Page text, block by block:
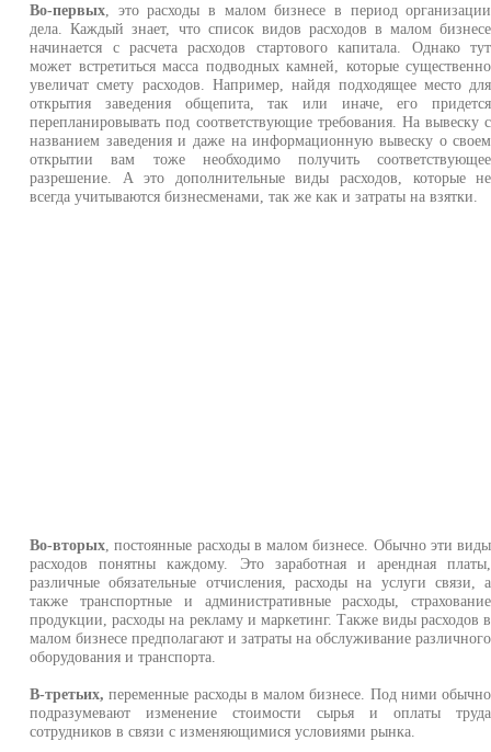
Во-первых , это расходы в малом бизнесе в период организации
дела. Каждый знает, что список видов расходов в малом бизнесе
начинается с расчета расходов стартового капитала. Однако тут
может встретиться масса подводных камней, которые существенно
увеличат смету расходов. Например, найдя подходящее место для
открытия заведения общепита, так или иначе, его придется
перепланировывать под соответствующие требования. На вывеску с
названием заведения и даже на информационную вывеску о своем
открытии вам тоже необходимо получить соответствующее
разрешение. А это дополнительные виды расходов, которые не
всегда учитываются бизнесменами, так же как и затраты на взятки.
Во-вторых , постоянные расходы в малом бизнесе. Обычно эти виды
расходов понятны каждому. Это заработная и арендная платы,
различные обязательные отчисления, расходы на услуги связи, а
также транспортные и административные расходы, страхование
продукции, расходы на рекламу и маркетинг. Также виды расходов в
малом бизнесе предполагают и затраты на обслуживание различного
оборудования и транспорта.
В-третьих, переменные расходы в малом бизнесе. Под ними обычно
подразумевают изменение стоимости сырья и оплаты труда
сотрудников в связи с изменяющимися условиями рынка.